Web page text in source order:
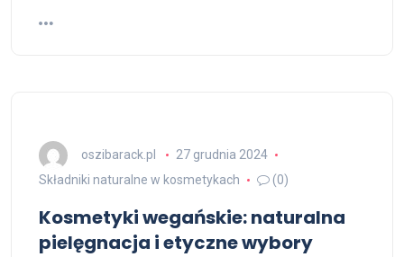
oszibarack.pl
27 grudnia 2024
Składniki naturalne w kosmetykach
(0)
Kosmetyki wegańskie: naturalna
pielęgnacja i etyczne wybory